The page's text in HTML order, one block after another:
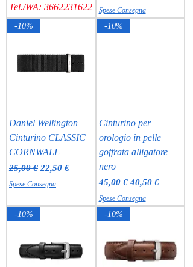
Tel./WA: 3662231622
Spese Consegna
-10%
Daniel Wellington
Cinturino CLASSIC
CORNWALL
Prezzo regolare
25,00 € Prezzo scontato
22,50 €
Spese Consegna
-10%
Cinturino per
orologio in pelle
goffrata alligatore
nero
Prezzo regolare
45,00 € Prezzo scontato
40,50 €
Spese Consegna
-10% -10%